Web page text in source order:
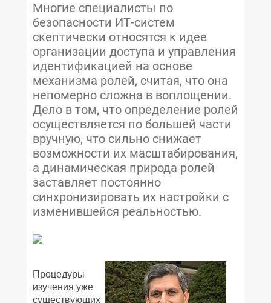
Многие специалисты по
безопасности ИТ-систем
скептически относятся к идее
организации доступа и управления
идентификацией на основе
механизма ролей, считая, что она
непомерно сложна в воплощении.
Дело в том, что определение ролей
осуществляется по большей части
вручную, что сильно снижает
возможности их масштабирования,
а динамическая природа ролей
заставляет постоянно
синхронизировать их настройки с
изменившейся реальностью.
Процедуры
изучения уже
существующих